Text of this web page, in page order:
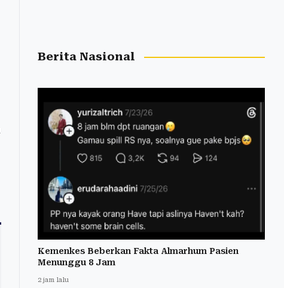
Berita Nasional
Kemenkes Beberkan Fakta Almarhum Pasien
Menunggu 8 Jam
2 jam lalu